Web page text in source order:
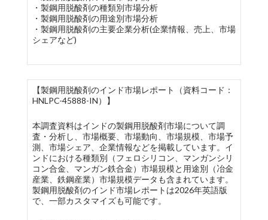
・製鋼用脱酸剤の種類別市場分析
・製鋼用脱酸剤の用途別市場分析
・製鋼用脱酸剤の主要企業分析(企業情報、売上、市場
シェアなど)
【製鋼用脱酸剤のインド市場レポート（資料コード：
HNLPC-45888-IN）】
本調査資料はインドの製鋼用脱酸剤市場について調
査・分析し、市場概要、市場動向、市場規模、市場予
測、市場シェア、企業情報などを掲載しています。イ
ンドにおける種類別（フェロシリコン、マンガンシリ
コン合金、マンガン鉄合金）市場規模と用途別（冶金
産業、鉄鋼産業）市場規模データも含まれています。
製鋼用脱酸剤のインド市場レポートは2026年英語版
で、一部カスタマイズも可能です。